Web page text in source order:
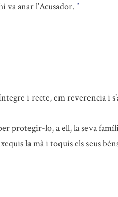
va anar l’Acusador. *
i recte, em reverencia i
protegir-lo, a ell, la seva
la mà i toquis els seus